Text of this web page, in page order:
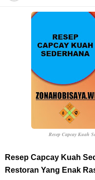
Profil Anwar Hafid, Politisi
Resep Pesmol Ikan Mas,
Arti Bendera Barbados,
Cara Daftar Danamon Mobile
Resep Capcay Kuah
Resep Capcay Kuah
Restoran Yang Enak